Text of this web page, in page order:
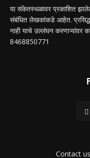
या संकेतस्थळावर प्रकाशित
संबंधित लेखकांकडे आहेत.
नाही याचे उल्लंघन करणाऱ्यांवर
8468850771
Contact